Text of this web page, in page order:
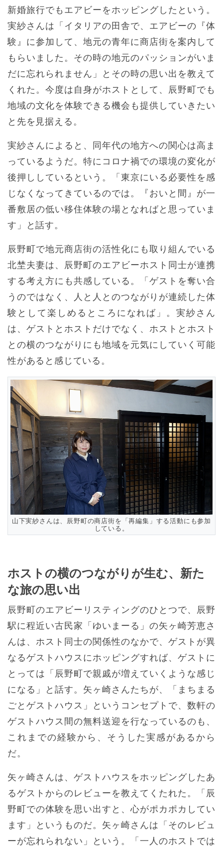
新婚旅行でもエアビーをホッピングしたという。
実紗さんは「イタリアの田舎で、エアビーの『体
験』に参加して、地元の青年に商店街を案内して
もらいました。その時の地元のパッションがいま
だに忘れられません」とその時の思い出を教えて
くれた。今度は自身がホストとして、辰野町でも
地域の文化を体験できる機会も提供していきたい
と先を見据える。
実紗さんによると、同年代の地方への関心は高ま
っているようだ。特にコロナ禍での環境の変化が
後押ししているという。「東京にいる必要性を感
じなくなってきているのでは。『おいと間』が一
番敷居の低い移住体験の場となればと思っていま
す」と話す。
辰野町で地元商店街の活性化にも取り組んでいる
北埜夫妻は、辰野町のエアビーホスト同士が連携
する考え方にも共感している。「ゲストを奪い合
うのではなく、人と人とのつながりが連続した体
験として楽しめるところになれば」。実紗さん
は、ゲストとホストだけでなく、ホストとホスト
との横のつながりにも地域を元気にしていく可能
性があると感じている。
山下実紗さんは、辰野町の商店街を「再編集」する活動にも参加
している。
ホストの横のつながりが生む、新た
な旅の思い出
辰野町のエアビーリスティングのひとつで、辰野
駅に程近い古民家「ゆいまーる」の矢ヶ崎芳恵さ
んは、ホスト同士の関係性のなかで、ゲストが異
なるゲストハウスにホッピングすれば、ゲストに
とっては「辰野町で親戚が増えていくような感じ
になる」と話す。矢ヶ崎さんたちが、「まちまる
ごとゲストハウス」というコンセプトで、数軒の
ゲストハウス間の無料送迎を行なっているのも、
これまでの経験から、そうした実感があるから
だ。
矢ヶ崎さんは、ゲストハウスをホッピングしたあ
るゲストからのレビューを教えてくたれた。「辰
野町での体験を思い出すと、心がポカポカしてい
ます」というものだ。矢ヶ崎さんは「そのレビュ
ーが忘れられない」という。「一人のホストでは